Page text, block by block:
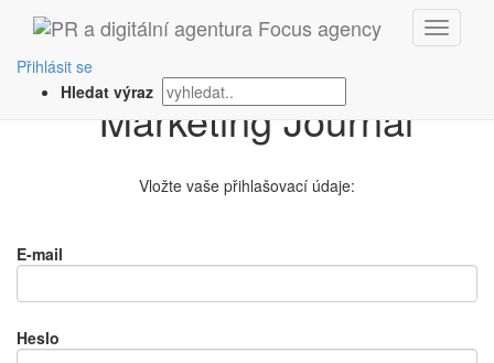
Přihlásit se
Hledat výrazPřihlášení na
Vložte vaše přihlašovací údaje:
E-mail
Heslo